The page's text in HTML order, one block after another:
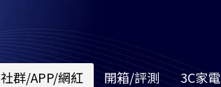
社群/APP/網紅 開箱/評測 3C家電